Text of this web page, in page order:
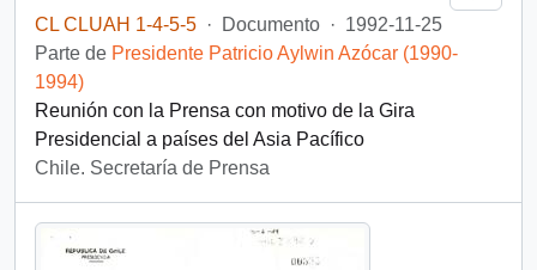
CL CLUAH 1-4-5-5 · Documento · 1992-11-25
Parte de Presidente Patricio Aylwin Azócar (1990-
1994)
Reunión con la Prensa con motivo de la Gira
Presidencial a países del Asia Pacífico
Chile. Secretaría de Prensa